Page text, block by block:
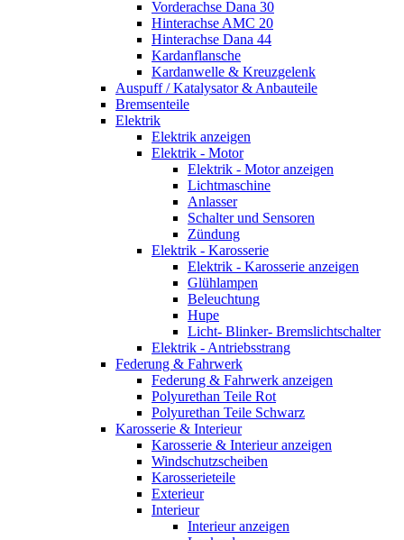
Vorderachse Dana 30
Hinterachse AMC 20
Hinterachse Dana 44
Kardanflansche
Kardanwelle & Kreuzgelenk
Auspuff / Katalysator & Anbauteile
Bremsenteile
Elektrik
Elektrik anzeigen
Elektrik - Motor
Elektrik - Motor anzeigen
Lichtmaschine
Anlasser
Schalter und Sensoren
Zündung
Elektrik - Karosserie
Elektrik - Karosserie anzeigen
Glühlampen
Beleuchtung
Hupe
Licht- Blinker- Bremslichtschalter
Elektrik - Antriebsstrang
Federung & Fahrwerk
Federung & Fahrwerk anzeigen
Polyurethan Teile Rot
Polyurethan Teile Schwarz
Karosserie & Interieur
Karosserie & Interieur anzeigen
Windschutzscheiben
Karosserieteile
Exterieur
Interieur
Interieur anzeigen